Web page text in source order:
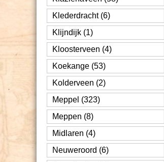
Klederdracht (6)
Klijndijk (1)
Kloosterveen (4)
Koekange (53)
Kolderveen (2)
Meppel (323)
Meppen (8)
Midlaren (4)
Neuweroord (6)